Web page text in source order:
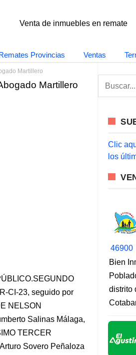
Venta de inmuebles en remate
Provincias Ventas
Martillero
Martillero
CI-23, seguido por
NELSON
Salinas Málaga,
TERCER
Sovero Peñaloza
a
Clic
los
46900
Bien
distrito